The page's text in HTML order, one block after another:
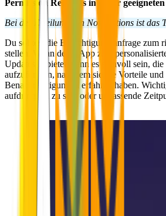
Permission Requests in dafür
Bei der Erteilung von Notifications ist das
Du solltest die Berechtigungsanfrage zum
stellen. Wenn deine App z.B.
Updates anbietet, kann es sinnvoll sein, die
aufzufordern, nachdem sie die Vorteile und
Benachrichtigungen erfahren haben.
aufdringlich zu sein oder unpassende